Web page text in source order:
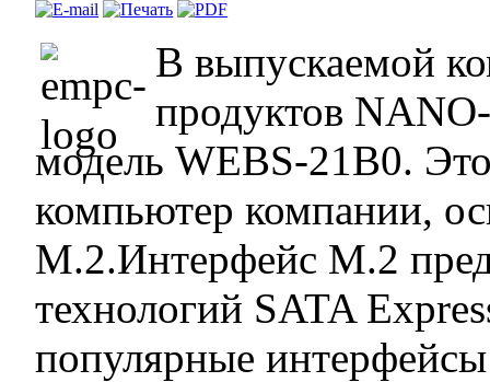
В выпускаемой
продуктов
модель WEBS-21B0.
компьютер компании,
М.2.Интерфейс М.2
технологий SATA
популярные